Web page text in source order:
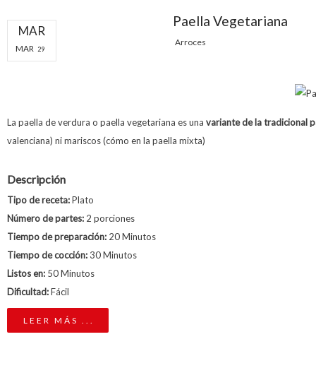
MAR
MAR 29
Paella Vegetariana
Arroces
La paella de verdura o paella vegetariana es una variante de la tradicional
valenciana) ni mariscos (cómo en la paella mixta)
Descripción
Tipo de receta:Plato
Número de partes: 2 porciones
Tiempo de preparación: 20 Minutos
Tiempo de cocción:30 Minutos
Listos en: 50 Minutos
Dificultad:Fácil
LEER MÁS ...